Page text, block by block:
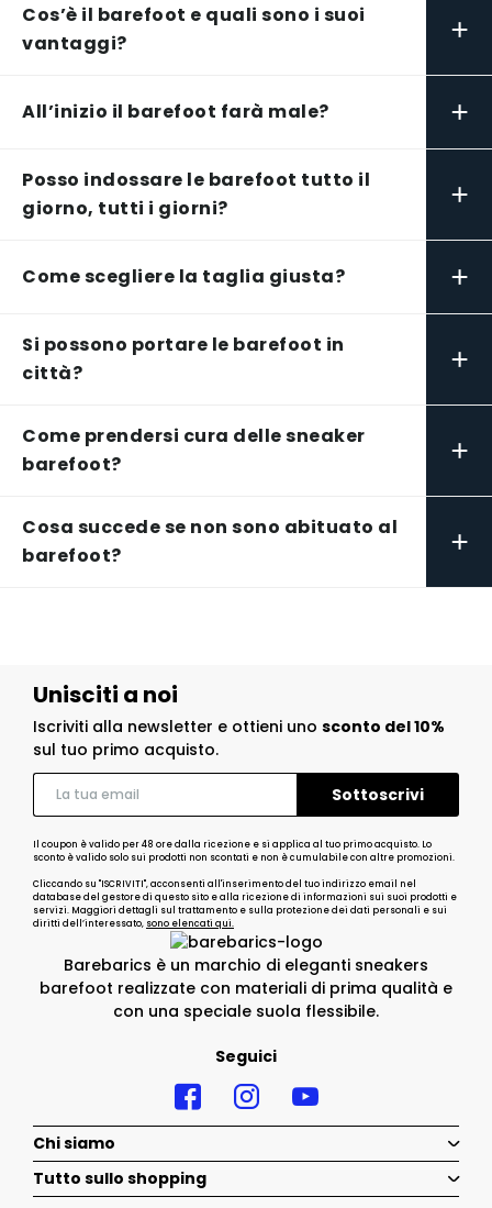
Cos’è il barefoot e quali sono i suoi
vantaggi?
+
All’inizio il barefoot farà male? +
Posso indossare le barefoot tutto il
giorno, tutti i giorni?
+
Come scegliere la taglia giusta? +
Si possono portare le barefoot in
città?
+
Come prendersi cura delle sneaker
barefoot?
+
Cosa succede se non sono abituato al
barefoot?
+
Barebarics è un marchio di eleganti sneakers
barefoot realizzate con materiali di prima qualità e
con una speciale suola flessibile.
Seguici
Unisciti a noi
Iscriviti alla newsletter e ottieni uno sconto del 10%
sul tuo primo acquisto.
Il coupon è valido per 48 ore dalla ricezione e si applica al tuo primo acquisto. Lo
sconto è valido solo sui prodotti non scontati e non è cumulabile con altre promozioni.
Cliccando su "ISCRIVITI", acconsenti all'inserimento del tuo indirizzo email nel
database del gestore di questo sito e alla ricezione di informazioni sui suoi prodotti e
servizi. Maggiori dettagli sul trattamento e sulla protezione dei dati personali e sui
diritti dell’interessato, sono elencati qui.
Chi siamo
Tutto sullo shopping